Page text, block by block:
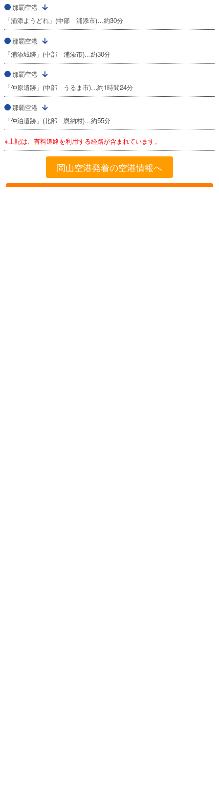
那覇空港
「浦添ようどれ」(中部 浦添市)…約30分
那覇空港
「浦添城跡」(中部 浦添市)…約30分
那覇空港
「仲原遺跡」(中部 うるま市)…約1時間24分
那覇空港
「仲泊遺跡」(北部 恩納村)…約55分
※上記は、有料道路を利用する経路が含まれています。
岡山空港発着の空港情報へ